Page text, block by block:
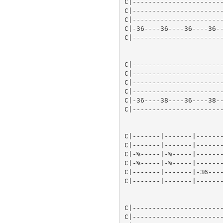
C|-36----36----36----
C|-36----38----36----
C|-------|-------
C|-------|-------
C|-%-----|-%-----
C|-%-----|-%-----
C|-------|-------|-36----
C|-------|-------